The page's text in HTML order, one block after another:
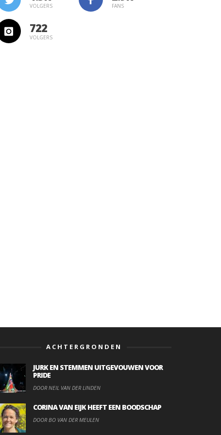
VOLGERS FANS
722
VOLGERS
ACHTERGRONDEN
JURK EN STEMMEN UITGEVOUWEN VOOR
PRIDE
DOOR NEIL VAN DER LINDEN
CORINA VAN EIJK HEEFT EEN BOODSCHAP
DOOR BO VAN DER MEULEN